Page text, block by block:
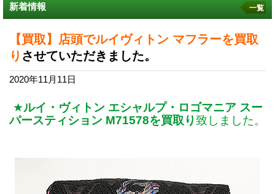
新着情報 一覧
【買取】店頭でルイヴィトン マフラーを買取
り させていただきました。
2020年11月11日
★ルイ・ヴィトン エシャルプ・ロゴマニア スー
パースティション M71578を買取り致しました。